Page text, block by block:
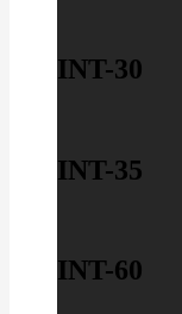
INT-30
INT-35
INT-60